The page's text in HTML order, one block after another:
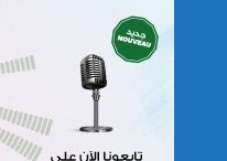
سريلانكا: إغلاق بعض
المدارس في مناطق جبلية